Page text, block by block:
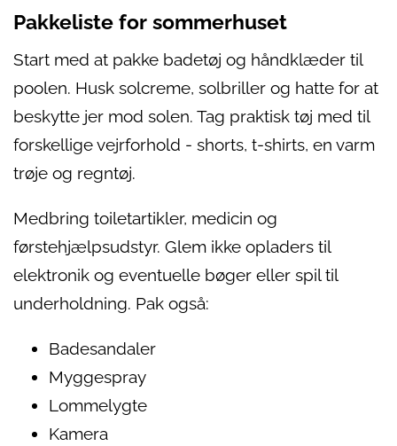
Pakkeliste for sommerhuset
Start med at pakke badetøj og håndklæder til
poolen. Husk solcreme, solbriller og hatte for at
beskytte jer mod solen. Tag praktisk tøj med til
forskellige vejrforhold - shorts, t-shirts, en varm
trøje og regntøj.
Medbring toiletartikler, medicin og
førstehjælpsudstyr. Glem ikke opladers til
elektronik og eventuelle bøger eller spil til
underholdning. Pak også:
Badesandaler
Myggespray
Lommelygte
Kamera